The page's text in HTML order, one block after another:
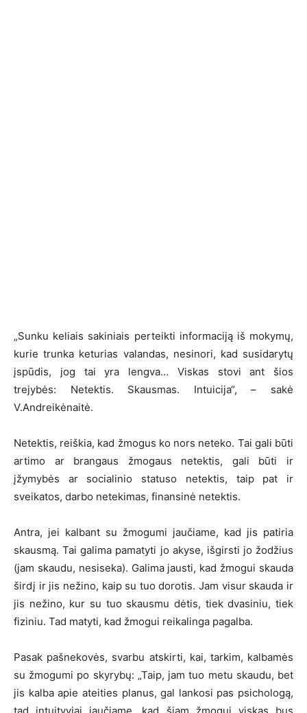
„Sunku keliais sakiniais perteikti informaciją iš mokymų,
kurie trunka keturias valandas, nesinori, kad susidarytų
įspūdis, jog tai yra lengva… Viskas stovi ant šios
trejybės: Netektis. Skausmas. Intuicija“, – sakė
V.Andreikėnaitė.
Netektis, reiškia, kad žmogus ko nors neteko. Tai gali būti
artimo ar brangaus žmogaus netektis, gali būti ir
įžymybės ar socialinio statuso netektis, taip pat ir
sveikatos, darbo netekimas, finansinė netektis.
Antra, jei kalbant su žmogumi jaučiame, kad jis patiria
skausmą. Tai galima pamatyti jo akyse, išgirsti jo žodžius
(jam skaudu, nesiseka). Galima jausti, kad žmogui skauda
širdį ir jis nežino, kaip su tuo dorotis. Jam visur skauda ir
jis nežino, kur su tuo skausmu dėtis, tiek dvasiniu, tiek
fiziniu. Tad matyti, kad žmogui reikalinga pagalba.
Pasak pašnekovės, svarbu atskirti, kai, tarkim, kalbamės
su žmogumi po skyrybų: „Taip, jam tuo metu skaudu, bet
jis kalba apie ateities planus, gal lankosi pas psichologą,